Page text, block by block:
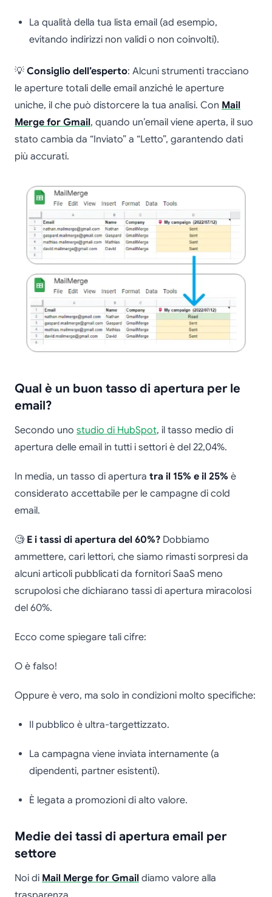
La qualità della tua lista email (ad esempio,
evitando indirizzi non validi o non coinvolti).
💡 Consiglio dell’esperto: Alcuni strumenti tracciano
le aperture totali delle email anziché le aperture
uniche, il che può distorcere la tua analisi. Con Mail
Merge for Gmail, quando un’email viene aperta, il suo
stato cambia da “Inviato” a “Letto”, garantendo dati
più accurati.
Qual è un buon tasso di apertura per le
email?
Secondo uno studio di HubSpot, il tasso medio di
apertura delle email in tutti i settori è del 22,04%.
In media, un tasso di apertura tra il 15% e il 25% è
considerato accettabile per le campagne di cold
email.
🧐 E i tassi di apertura del 60%? Dobbiamo
ammettere, cari lettori, che siamo rimasti sorpresi da
alcuni articoli pubblicati da fornitori SaaS meno
scrupolosi che dichiarano tassi di apertura miracolosi
del 60%.
Ecco come spiegare tali cifre:
O è falso!
Oppure è vero, ma solo in condizioni molto specifiche:
Il pubblico è ultra-targettizzato.
La campagna viene inviata internamente (a
dipendenti, partner esistenti).
È legata a promozioni di alto valore.
Medie dei tassi di apertura email per
settore
Noi di Mail Merge for Gmail diamo valore alla